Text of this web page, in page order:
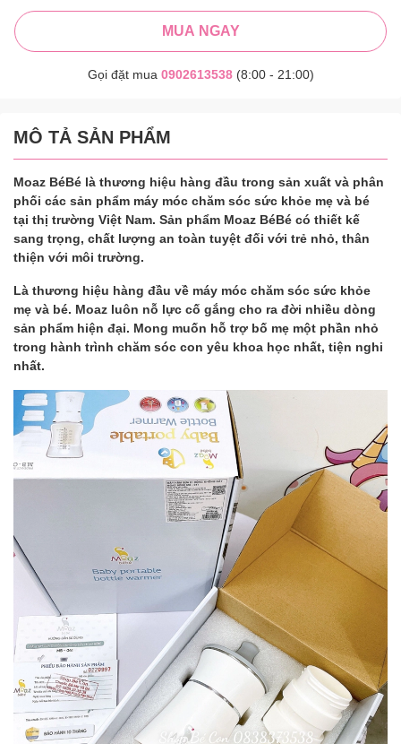
MUA NGAY
Gọi đặt mua 0902613538(8:00 - 21:00)
MÔ TẢ SẢN PHẨM
Moaz BéBé là thương hiệu hàng đầu trong sản xuất và phân
phối các sản phẩm máy móc chăm sóc sức khỏe mẹ và bé
tại thị trường Việt Nam. Sản phẩm Moaz BéBé có thiết kế
sang trọng, chất lượng an toàn tuyệt đối với trẻ nhỏ, thân
thiện với môi trường.
Là thương hiệu hàng đầu về máy móc chăm sóc sức khỏe
mẹ và bé. Moaz luôn nỗ lực cố gắng cho ra đời nhiều dòng
sản phẩm hiện đại. Mong muốn hỗ trợ bố mẹ một phần nhỏ
trong hành trình chăm sóc con yêu khoa học nhất, tiện nghi
nhất.